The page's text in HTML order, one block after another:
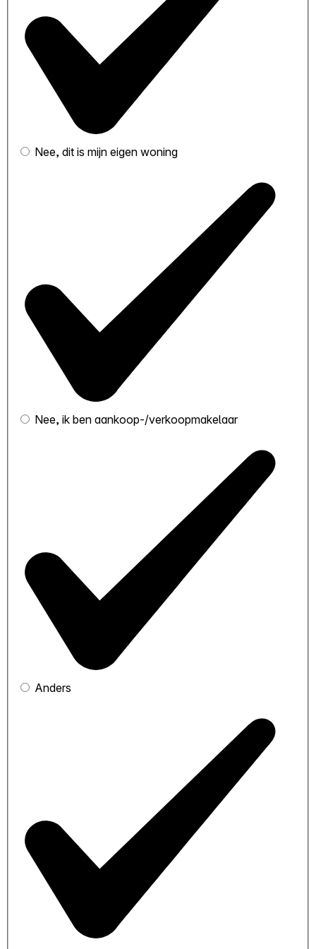
Nee, dit is mijn eigen woning
Nee, ik ben aankoop-/verkoopmakelaar
Anders